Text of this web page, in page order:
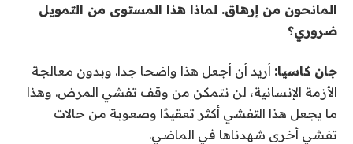
المانحون من إرهاق. لماذا هذا المستوى من التمويل
ضروري؟
جان كاسيا: أريد أن أجعل هذا واضحا جدا. وبدون معالجة
الأزمة الإنسانية، لن نتمكن من وقف تفشي المرض. وهذا
ما يجعل هذا التفشي أكثر تعقيدًا وصعوبة من حالات
تفشي أخرى شهدناها في الماضي.